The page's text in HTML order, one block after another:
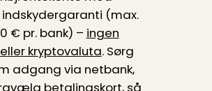
indskydergaranti (max.
€ pr. bank) – ingen
kryptovaluta. Sørg
adgang via netbank,
betalingskort, så